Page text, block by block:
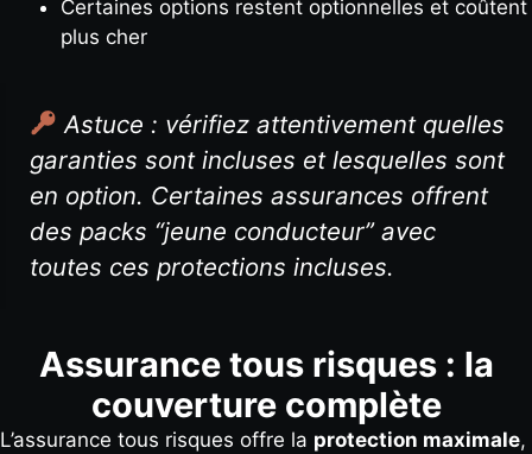
Certaines options restent optionnelles et coûtent
plus cher
Astuce : vérifiez attentivement quelles
garanties sont incluses et lesquelles sont
en option. Certaines assurances offrent
des packs “jeune conducteur” avec
toutes ces protections incluses.
Assurance tous risques : la
couverture complète
L’assurance tous risques offre la protection maximale,